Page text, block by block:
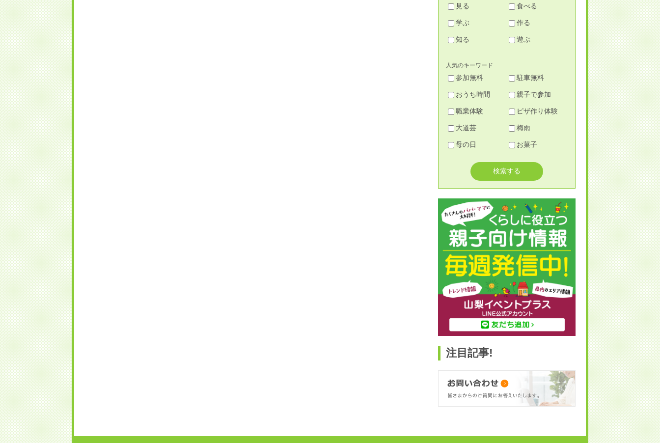
見る 食べる
学ぶ 作る
知る 遊ぶ
人気のキーワード
参加無料 駐車無料
おうち時間 親子で参加
職業体験 ピザ作り体験
大道芸 梅雨
母の日 お菓子
注目記事!